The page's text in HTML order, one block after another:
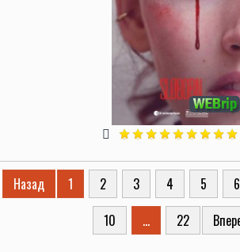
Назад 1 2 3 4 5 6
10
... 22